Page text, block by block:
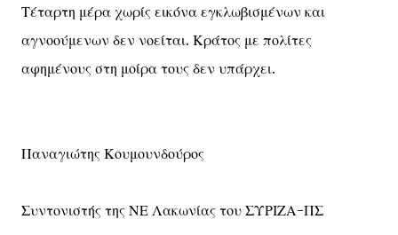
Τέταρτη μέρα χωρίς εικόνα εγκλωβισμένων και
αγνοούμενων δεν νοείται. Κράτος με πολίτες
αφημένους στη μοίρα τους δεν υπάρχει.
Παναγιώτης Κουμουνδούρος
Συντονιστής της ΝΕ Λακωνίας του ΣΥΡΙΖΑ-ΠΣ